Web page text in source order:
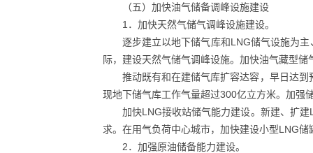
（五）加快油气储备调峰设施建设
1．加快天然气储气调峰设施建设。
逐步建立以地下储气库和LNG储气设施为
际，建设天然气储气调峰设施。加快油气藏型
推动既有和在建储气库扩容达容，早日达
现地下储气库工作气量超过300亿立方米。加强
加快LNG接收站储气能力建设。新建、扩
求。在用气负荷中心城市，加快建设小型LNG
2．加强原油储备能力建设。